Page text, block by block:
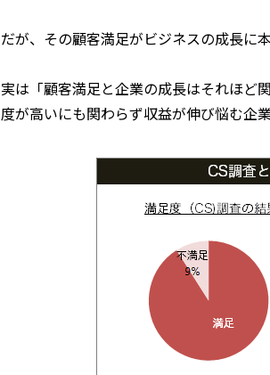
だが、その顧客満足がビジネスの成長に
実は「顧客満足と企業の成長はそれほど
度が高いにも関わらず収益が伸び悩む企業